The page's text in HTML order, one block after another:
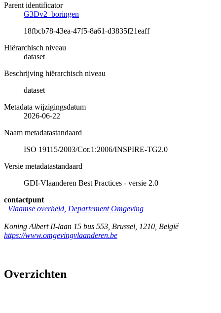
Parent identificator
G3Dv2_boringen
18fbcb78-43ea-47f5-8a61-d3835f21eaff
Hiërarchisch niveau
dataset
Beschrijving hiërarchisch niveau
dataset
Metadata wijzigingsdatum
2026-06-22
Naam metadatastandaard
ISO 19115/2003/Cor.1:2006/INSPIRE-TG2.0
Versie metadatastandaard
GDI-Vlaanderen Best Practices - versie 2.0
contactpunt
Vlaamse overheid, Departement Omgeving
Koning Albert II-laan 15 bus 553 Brussel 1210 België
https://www.omgevingvlaanderen.be
Overzichten